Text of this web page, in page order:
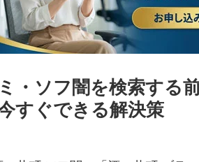
・ソフ闇を検索する
すぐできる解決策